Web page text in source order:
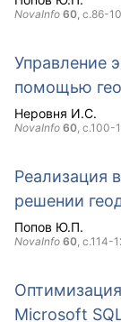
NovaInfo 60, с.86-
Управление
помощью
Неровня И.С.
NovaInfo 60, с.100-
Реализация
решении
Попов Ю.П.
NovaInfo 60, с.114-
Microsoft